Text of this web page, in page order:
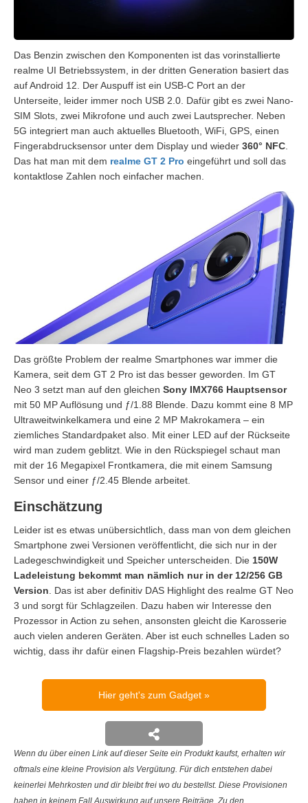
Das Benzin zwischen den Komponenten ist das vorinstallierte
realme UI Betriebssystem, in der dritten Generation basiert das
auf Android 12. Der Auspuff ist ein USB-C Port an der
Unterseite, leider immer noch USB 2.0. Dafür gibt es zwei Nano-
SIM Slots, zwei Mikrofone und auch zwei Lautsprecher. Neben
5G integriert man auch aktuelles Bluetooth, WiFi, GPS, einen
Fingerabdrucksensor unter dem Display und wieder 360° NFC
Das hat man mit dem realme GT 2 Pro eingeführt und soll das
kontaktlose Zahlen noch einfacher machen.
Das größte Problem der realme Smartphones war immer die
Kamera, seit dem GT 2 Pro ist das besser geworden. Im GT
Neo 3 setzt man auf den gleichen Sony IMX766 Hauptsensor
mit 50 MP Auflösung und ƒ/1.88 Blende. Dazu kommt eine 8 MP
Ultraweitwinkelkamera und eine 2 MP Makrokamera – ein
ziemliches Standardpaket also. Mit einer LED auf der Rückseite
wird man zudem geblitzt. Wie in den Rückspiegel schaut man
mit der 16 Megapixel Frontkamera, die mit einem Samsung
Sensor und einer ƒ/2.45 Blende arbeitet.
Einschätzung
Leider ist es etwas unübersichtlich, dass man von dem gleichen
Smartphone zwei Versionen veröffentlicht, die sich nur in der
Ladegeschwindigkeit und Speicher unterscheiden. Die 150W
Ladeleistung bekommt man nämlich nur in der 12/256 GB
Version . Das ist aber definitiv DAS Highlight des realme GT Neo
3 und sorgt für Schlagzeilen. Dazu haben wir Interesse den
Prozessor in Action zu sehen, ansonsten gleicht die Karosserie
auch vielen anderen Geräten. Aber ist euch schnelles Laden so
wichtig, dass ihr dafür einen Flagship-Preis bezahlen würdet?
Hier geht's zum Gadget
Wenn du über einen Link auf dieser Seite ein Produkt kaufst, erhalten wir
oftmals eine kleine Provision als Vergütung. Für dich entstehen dabei
keinerlei Mehrkosten und dir bleibt frei wo du bestellst. Diese Provisionen
haben in keinem Fall Auswirkung auf unsere Beiträge. Zu den